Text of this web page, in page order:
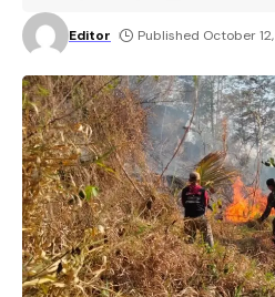
Editor Published October